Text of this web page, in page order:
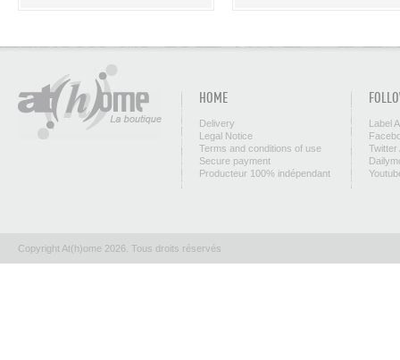
HOME
Delivery
Legal Notice
Terms and conditions of use
Secure payment
Producteur 100% indépendant
Label
Twitter
Copyright At(h)ome 2026. Tous droits réservés